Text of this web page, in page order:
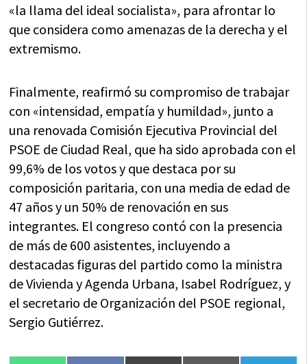
«la llama del ideal socialista», para afrontar lo
que considera como amenazas de la derecha y el
extremismo.
Finalmente, reafirmó su compromiso de trabajar
con «intensidad, empatía y humildad», junto a
una renovada Comisión Ejecutiva Provincial del
PSOE de Ciudad Real, que ha sido aprobada con el
99,6% de los votos y que destaca por su
composición paritaria, con una media de edad de
47 años y un 50% de renovación en sus
integrantes. El congreso contó con la presencia
de más de 600 asistentes, incluyendo a
destacadas figuras del partido como la ministra
de Vivienda y Agenda Urbana, Isabel Rodríguez, y
el secretario de Organización del PSOE regional,
Sergio Gutiérrez.